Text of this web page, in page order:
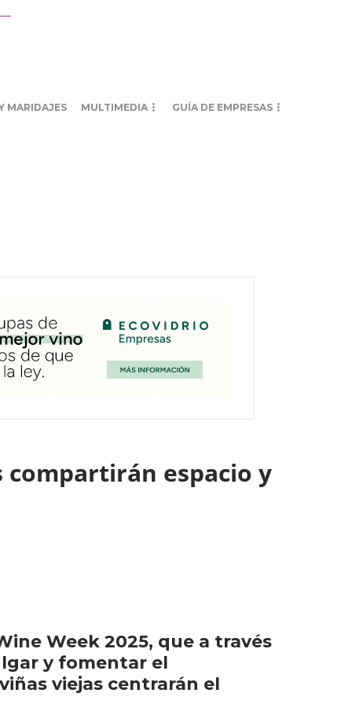
MARIDAJES MULTIMEDIA GUÍA DE EMPRESAS
compartirán espacio y
Week 2025, que a través
y fomentar el
viejas centrarán el